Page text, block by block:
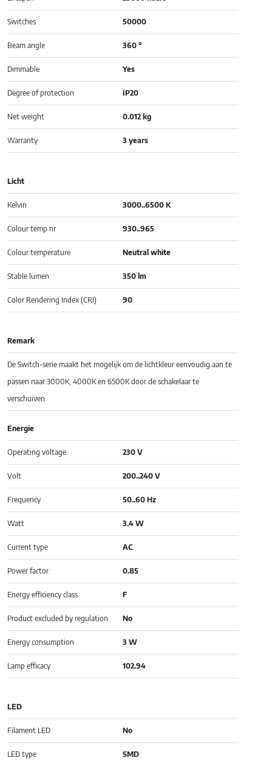
Switches 50000
Beam angle 360 °
Dimmable Yes
Degree of protection IP20
Net weight 0.012 kg
Warranty 3 years
Licht
Kelvin 3000..6500 K
Colour temp nr 930..965
Colour temperature Neutral white
Stable lumen 350 lm
Color Rendering Index (CRI) 90
Remark
De Switch-serie maakt het mogelijk om de lichtkleur eenvoudig aan te
passen naar 3000K, 4000K en 6500K door de schakelaar te
verschuiven.
Energie
Operating voltage 230 V
Volt 200..240 V
Frequency 50..60 Hz
Watt 3.4 W
Current type AC
Power factor 0.85
Energy efficiency class F
Product excluded by regulation No
Energy consumption 3 W
Lamp efficacy 102.94
LED
Filament LED No
LED type SMD